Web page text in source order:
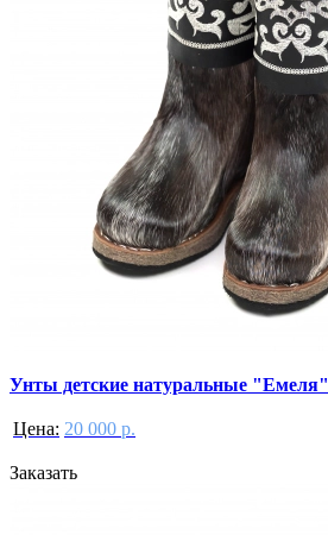
Унты детские натуральные "Емеля"
Цена: 20 000 р.
Заказать